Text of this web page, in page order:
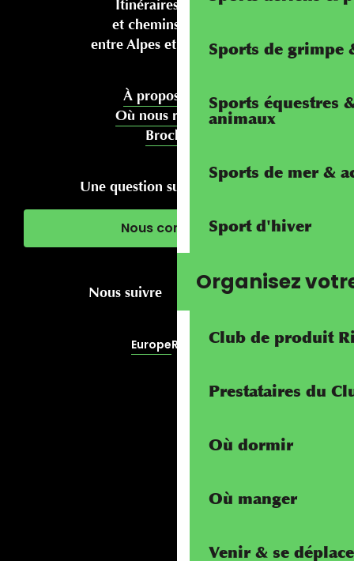
Sports de grimpe
Sports équestres
animaux
Sports de mer &
Sport d'hiver
Organisez
Club de produit
Prestataires du
Où dormir
Où manger
Venir & se
Itinéraires cyclables
et chemins pédestres
entre Alpes et Méditerranée
À propos de nous
Où nous rencontrer
Brochures
Une question sur votre séjour ?
Nous contacter
Nous suivre
EuropeRivierALP